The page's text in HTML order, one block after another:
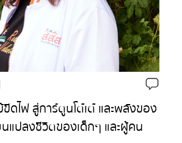
ดไฟ สู่การ์ตูนโต๋เต๋ และพลังของ
แปลงชีวิตของเด็กๆ และผู้คน